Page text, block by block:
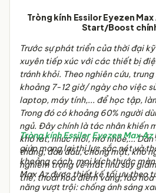
Tròng kính Essilor Eyezen Max
Start/Boost
Trước sự phát triển của thời đại
xuyên tiếp xúc với các thiết bị
tránh khỏi. Theo nghiên cứu,
khoảng 7-12 giờ/ ngày cho việc
laptop, máy tính,... để học tập,
Trong đó có khoảng 60% người
ngủ. Đây chính là tác nhân khiến
khô rát, nhức mỏi, mờ nhòe,...
thẳng, đau đầu, chóng mặt, khó
nghiêm trọng về mắt như suy
thể, thoái hóa điểm vàng, lão
Tròng kính Essilor Eyezen Max Az
giúp mang lại thị lực sắc nét và
khoảng cách, mọi kích thước màn
Max Az được thiết kế tối ưu theo
năng vượt trội: chống ánh sáng